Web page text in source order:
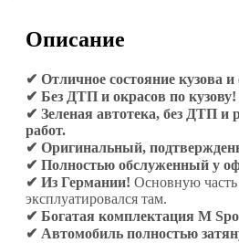
Описание
✔ Отличное состояние кузова и
✔ Без ДТП и окрасов по кузову!
✔ Зеленая автотека, без ДТП и
работ.
✔ Оригинальный,
✔ Полностью обслуженный у
✔ Из Германии! Основную часть
эксплуатировался там.
✔ Богатая комплектация M
✔ Автомобиль полностью